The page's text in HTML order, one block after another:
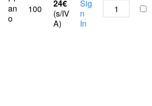
an
o
100
24€
(s/IV
A)
Sig
n
In